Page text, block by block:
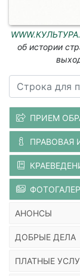
об истории
ПРИЕМ
ПРАВОВАЯ
АНОНСЫ
ДОБРЫЕ ДЕЛА
ПЛАТНЫЕ